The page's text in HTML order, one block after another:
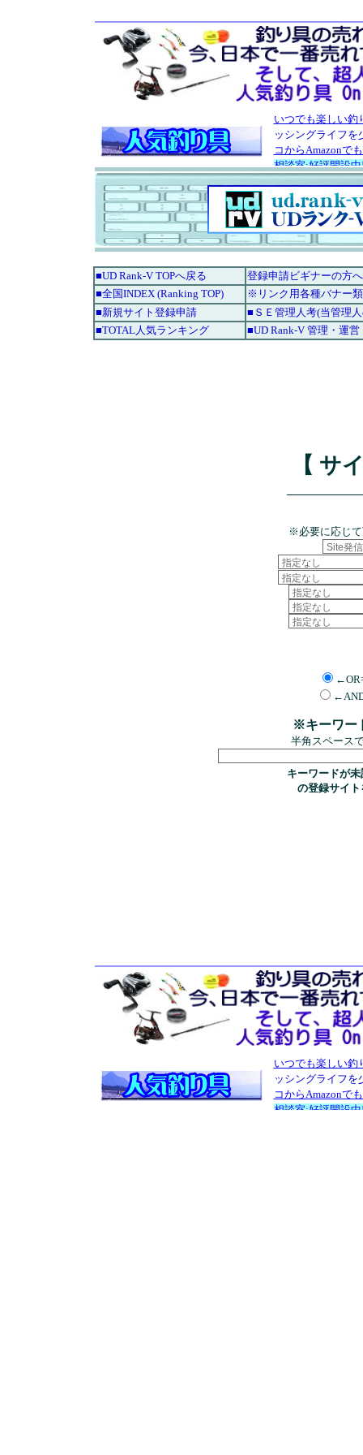
■UD Rank-V TOPへ戻る
登録申請ビギナーの方
■全国INDEX (Ranking TOP)
※リンク用各種バナー類
■新規サイト登録申請
■ＳＥ管理人考(当管理
■TOTAL人気ランキング
■UD Rank-V 管理・運
【 サ
※必要に応じ
※キーワー
半角スペース
キーワードが
の登録サイ